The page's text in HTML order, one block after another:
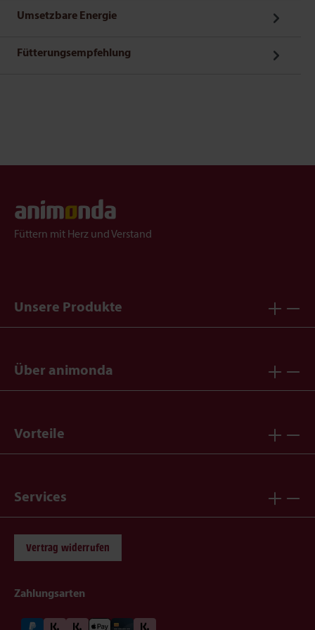
Umsetzbare Energie
Fütterungsempfehlung
Füttern mit Herz und Verstand
Unsere Produkte
Über animonda
Vorteile
Services
Vertrag widerrufen
Zahlungsarten